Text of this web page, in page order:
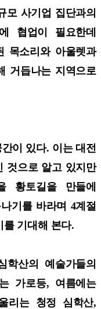
모 사기업 집단과의
협업이 필요한데
목소리와 아울렛과
거듭나는 지역으로
이 있다. 이는 대전
것으로 알고 있지만
황토길을 만들에
기를 바라며 4계절
를 기대해 본다.
산의 예술가들의
가로등, 여름에는
리는 청정 심학산,